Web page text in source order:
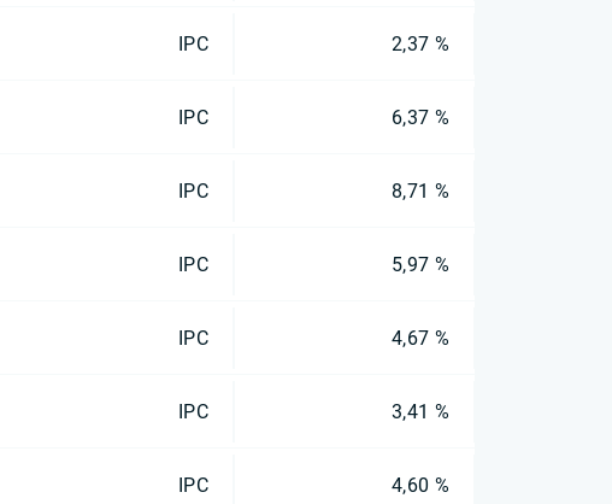
IPC 2,37 %
IPC 6,37 %
IPC 8,71 %
IPC 5,97 %
IPC 4,67 %
IPC 3,41 %
IPC 4,60 %